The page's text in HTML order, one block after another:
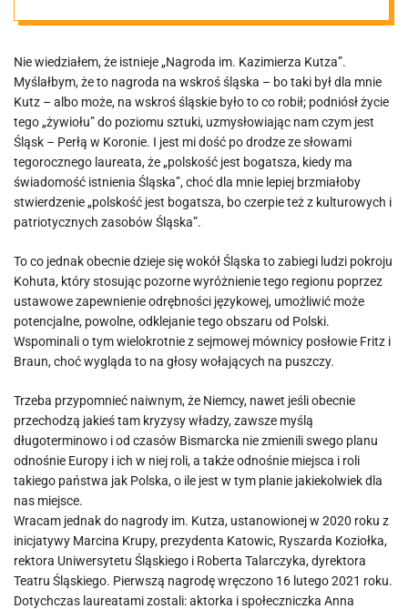
Perła w Koronie
Nie wiedziałem, że istnieje „Nagroda im. Kazimierza Kutza”.
Myślałbym, że to nagroda na wskroś śląska – bo taki był dla mnie
Kutz – albo może, na wskroś śląskie było to co robił; podniósł życie
tego „żywiołu” do poziomu sztuki, uzmysłowiając nam czym jest
Śląsk – Perłą w Koronie. I jest mi dość po drodze ze słowami
tegorocznego laureata, że „polskość jest bogatsza, kiedy ma
świadomość istnienia Śląska”, choć dla mnie lepiej brzmiałoby
stwierdzenie „polskość jest bogatsza, bo czerpie też z kulturowych i
patriotycznych zasobów Śląska”.
To co jednak obecnie dzieje się wokół Śląska to zabiegi ludzi pokroju
Kohuta, który stosując pozorne wyróżnienie tego regionu poprzez
ustawowe zapewnienie odrębności językowej, umożliwić może
potencjalne, powolne, odklejanie tego obszaru od Polski.
Wspominali o tym wielokrotnie z sejmowej mównicy posłowie Fritz i
Braun, choć wygląda to na głosy wołających na puszczy.
Trzeba przypomnieć naiwnym, że Niemcy, nawet jeśli obecnie
przechodzą jakieś tam kryzysy władzy, zawsze myślą
długoterminowo i od czasów Bismarcka nie zmienili swego planu
odnośnie Europy i ich w niej roli, a także odnośnie miejsca i roli
takiego państwa jak Polska, o ile jest w tym planie jakiekolwiek dla
nas miejsce.
Wracam jednak do nagrody im. Kutza, ustanowionej w 2020 roku z
inicjatywy Marcina Krupy, prezydenta Katowic, Ryszarda Koziołka,
rektora Uniwersytetu Śląskiego i Roberta Talarczyka, dyrektora
Teatru Śląskiego. Pierwszą nagrodę wręczono 16 lutego 2021 roku.
Dotychczas laureatami zostali: aktorka i społeczniczka Anna